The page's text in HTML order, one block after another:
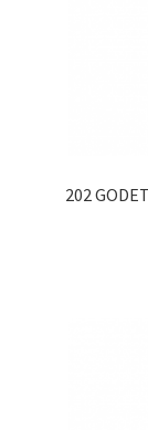
202